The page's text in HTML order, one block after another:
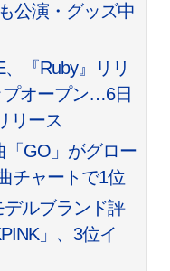
公演・グッズ中
、『Ruby』リリ
オープン…6日
リース
「GO」がグロー
チャートで1位
デルブランド評
」、3位イ